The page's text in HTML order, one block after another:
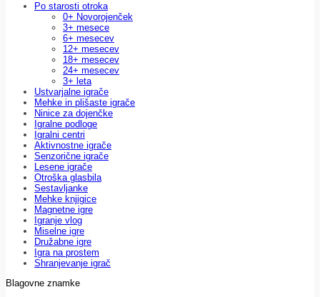
Po starosti otroka
0+ Novorojenček
3+ mesece
6+ mesecev
12+ mesecev
18+ mesecev
24+ mesecev
3+ leta
Ustvarjalne igrače
Mehke in plišaste igrače
Ninice za dojenčke
Igralne podloge
Igralni centri
Aktivnostne igrače
Senzorične igrače
Lesene igrače
Otroška glasbila
Sestavljanke
Mehke knjigice
Magnetne igre
Igranje vlog
Miselne igre
Družabne igre
Igra na prostem
Shranjevanje igrač
Blagovne znamke